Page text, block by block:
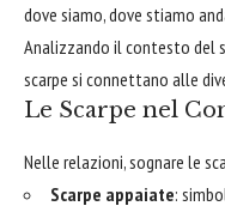
dove siamo, dove stiamo
Analizzando il contesto del
scarpe si connettano alle
Le Scarpe nel
Nelle relazioni, sognare le
Scarpe appaiate: